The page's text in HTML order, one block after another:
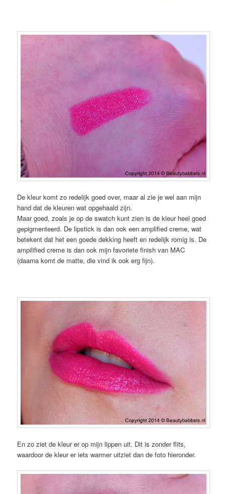
De kleur komt zo redelijk goed over, maar al zie je wel aan mijn
hand dat de kleuren wat opgehaald zijn.
Maar goed, zoals je op de swatch kunt zien is de kleur heel goed
gepigmenteerd. De lipstick is dan ook een amplified creme, wat
betekent dat het een goede dekking heeft en redelijk romig is. De
ampilified creme is dan ook mijn favoriete finish van MAC
(daarna komt de matte, die vind ik ook erg fijn).
En zo ziet de kleur er op mijn lippen uit. Dit is zonder flits,
waardoor de kleur er iets warmer uitziet dan de foto hieronder.